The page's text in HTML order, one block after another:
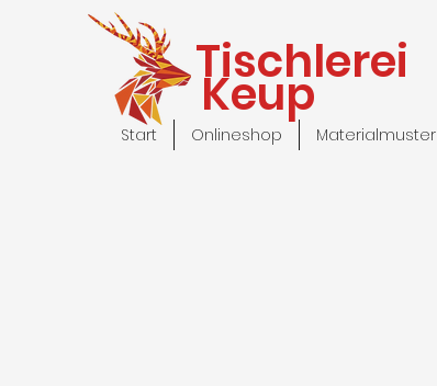
Keup
Tischlerei
Start Onlineshop Materialmuster